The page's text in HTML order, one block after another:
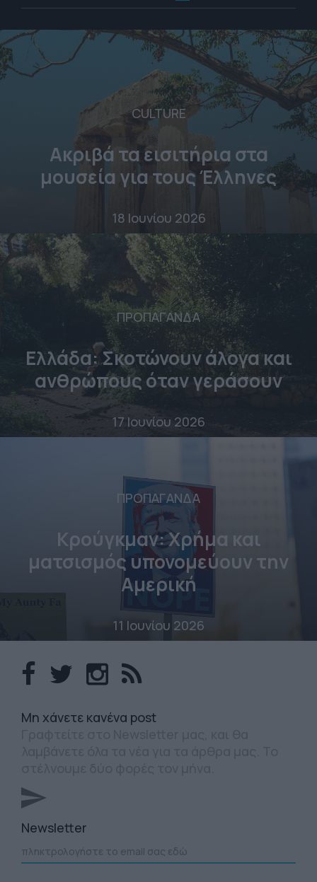
CULTURE
Ακριβά τα εισιτήρια στα
μουσεία για τους Έλληνες
18 Ιουνίου 2026
ΠΡΟΠΑΓΑΝΔΑ
Ελλάδα: Σκοτώνουν άλογα και
ανθρώπους όταν γεράσουν
17 Ιουνίου 2026
ΠΡΟΠΑΓΑΝΔΑ
Κρούγκμαν: Χρήμα και
ματσισμός υπονομεύουν την
Αμερική
11 Ιουνίου 2026
Mη χάνετε κανένα post
Newsletter